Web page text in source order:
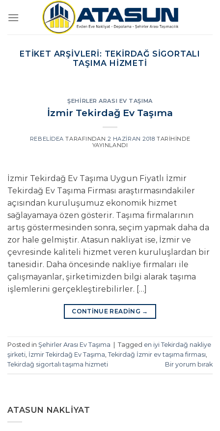
atla
ETIKET ARŞIVLERI: TEKIRDAĞ SIGORTALI
TAŞIMA HIZMETI
ŞEHIRLER ARASI EV TAŞIMA
İzmir Tekirdağ Ev Taşıma
REBELIDEA TARAFINDAN 2 HAZIRAN 2018 TARIHINDE
YAYINLANDI
İzmir Tekirdağ Ev Taşıma Uygun Fiyatlı İzmir
Tekirdağ Ev Taşıma Firması araştırmasındakiler
açısından kuruluşumuz ekonomik hizmet
sağlayamaya özen gösterir. Taşıma firmalarının
artış göstermesinden sonra, seçim yapmak daha da
zor hale gelmiştir. Atasun nakliyat ise, İzmir ve
çevresinde kaliteli hizmet veren kuruluşlardan bir
tanesidir. Daha öncesinde nakliye firmaları ile
çalışmayanlar, şirketimizden bilgi alarak taşıma
işlemlerini gerçekleştirebilirler. […]
CONTINUE READING →
Posted in Şehirler Arası Ev Taşıma Tagged en iyi Tekirdağ nakliye
şirketi İzmir Tekirdağ Ev Taşıma Tekirdağ İzmir ev taşıma firması
Tekirdağ sigortalı taşıma hizmeti
Bir yorum bırak
ATASUN NAKLIYAT